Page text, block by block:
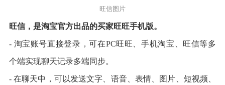
旺信图片
旺信，是淘宝官方出品的买家旺旺手机版。
- 淘宝账号直接登录，可在PC旺旺、手机淘宝、旺信等多
个端实现聊天记录多端同步。
- 在聊天中，可以发送文字、语音、表情、图片、短视频、